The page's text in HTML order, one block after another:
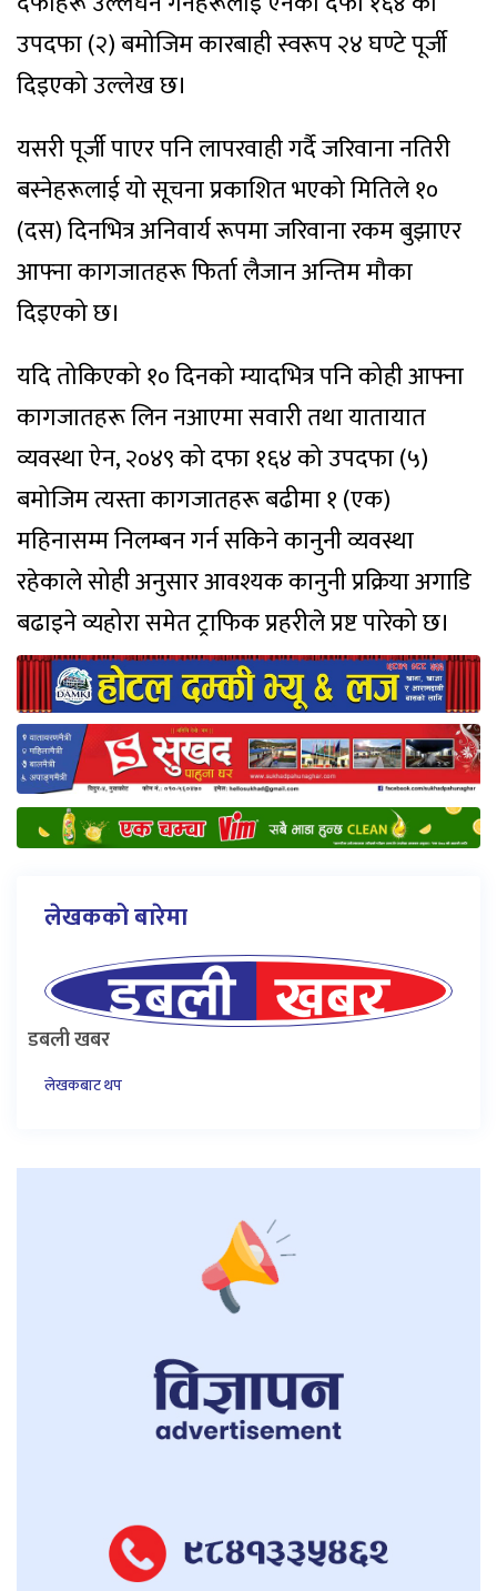
उपदफा (२) बमोजिम कारबाही स्वरूप २४ घण्टे पूर्जी
दिइएको उल्लेख छ।
यसरी पूर्जी पाएर पनि लापरवाही गर्दै जरिवाना नतिरी
बस्नेहरूलाई यो सूचना प्रकाशित भएको मितिले १०
(दस) दिनभित्र अनिवार्य रूपमा जरिवाना रकम बुझाएर
आफ्ना कागजातहरू फिर्ता लैजान अन्तिम मौका
दिइएको छ।
यदि तोकिएको १० दिनको म्यादभित्र पनि कोही आफ्ना
कागजातहरू लिन नआएमा सवारी तथा यातायात
व्यवस्था ऐन, २०४९ को दफा १६४ को उपदफा (५)
बमोजिम त्यस्ता कागजातहरू बढीमा १ (एक)
महिनासम्म निलम्बन गर्न सकिने कानुनी व्यवस्था
रहेकाले सोही अनुसार आवश्यक कानुनी प्रक्रिया अगाडि
बढाइने व्यहोरा समेत ट्राफिक प्रहरीले प्रष्ट पारेको छ।
लेखकको बारेमा
डबली खबर
लेखकबाट थप